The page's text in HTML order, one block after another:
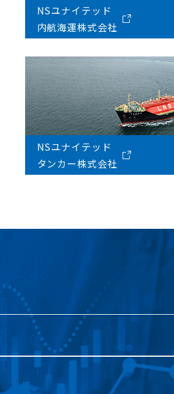
NSユナイテッド
内航海運株式会社
NSユナイテッド
タンカー株式会社